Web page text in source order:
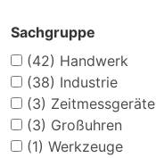
Sachgruppe
(42) Handwerk
(38) Industrie
(3) Zeitmessgeräte
(3) Großuhren
(1) Werkzeuge